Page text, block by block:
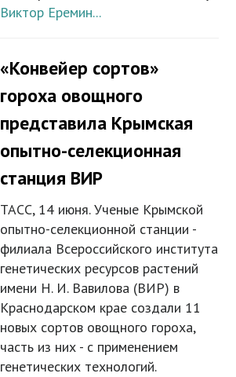
Виктор Еремин...
«Конвейер сортов»
гороха овощного
представила Крымская
опытно-селекционная
станция ВИР
ТАСС, 14 июня. Ученые Крымской
опытно-селекционной станции -
филиала Всероссийского института
генетических ресурсов растений
имени Н. И. Вавилова (ВИР) в
Краснодарском крае создали 11
новых сортов овощного гороха,
часть из них - с применением
генетических технологий.